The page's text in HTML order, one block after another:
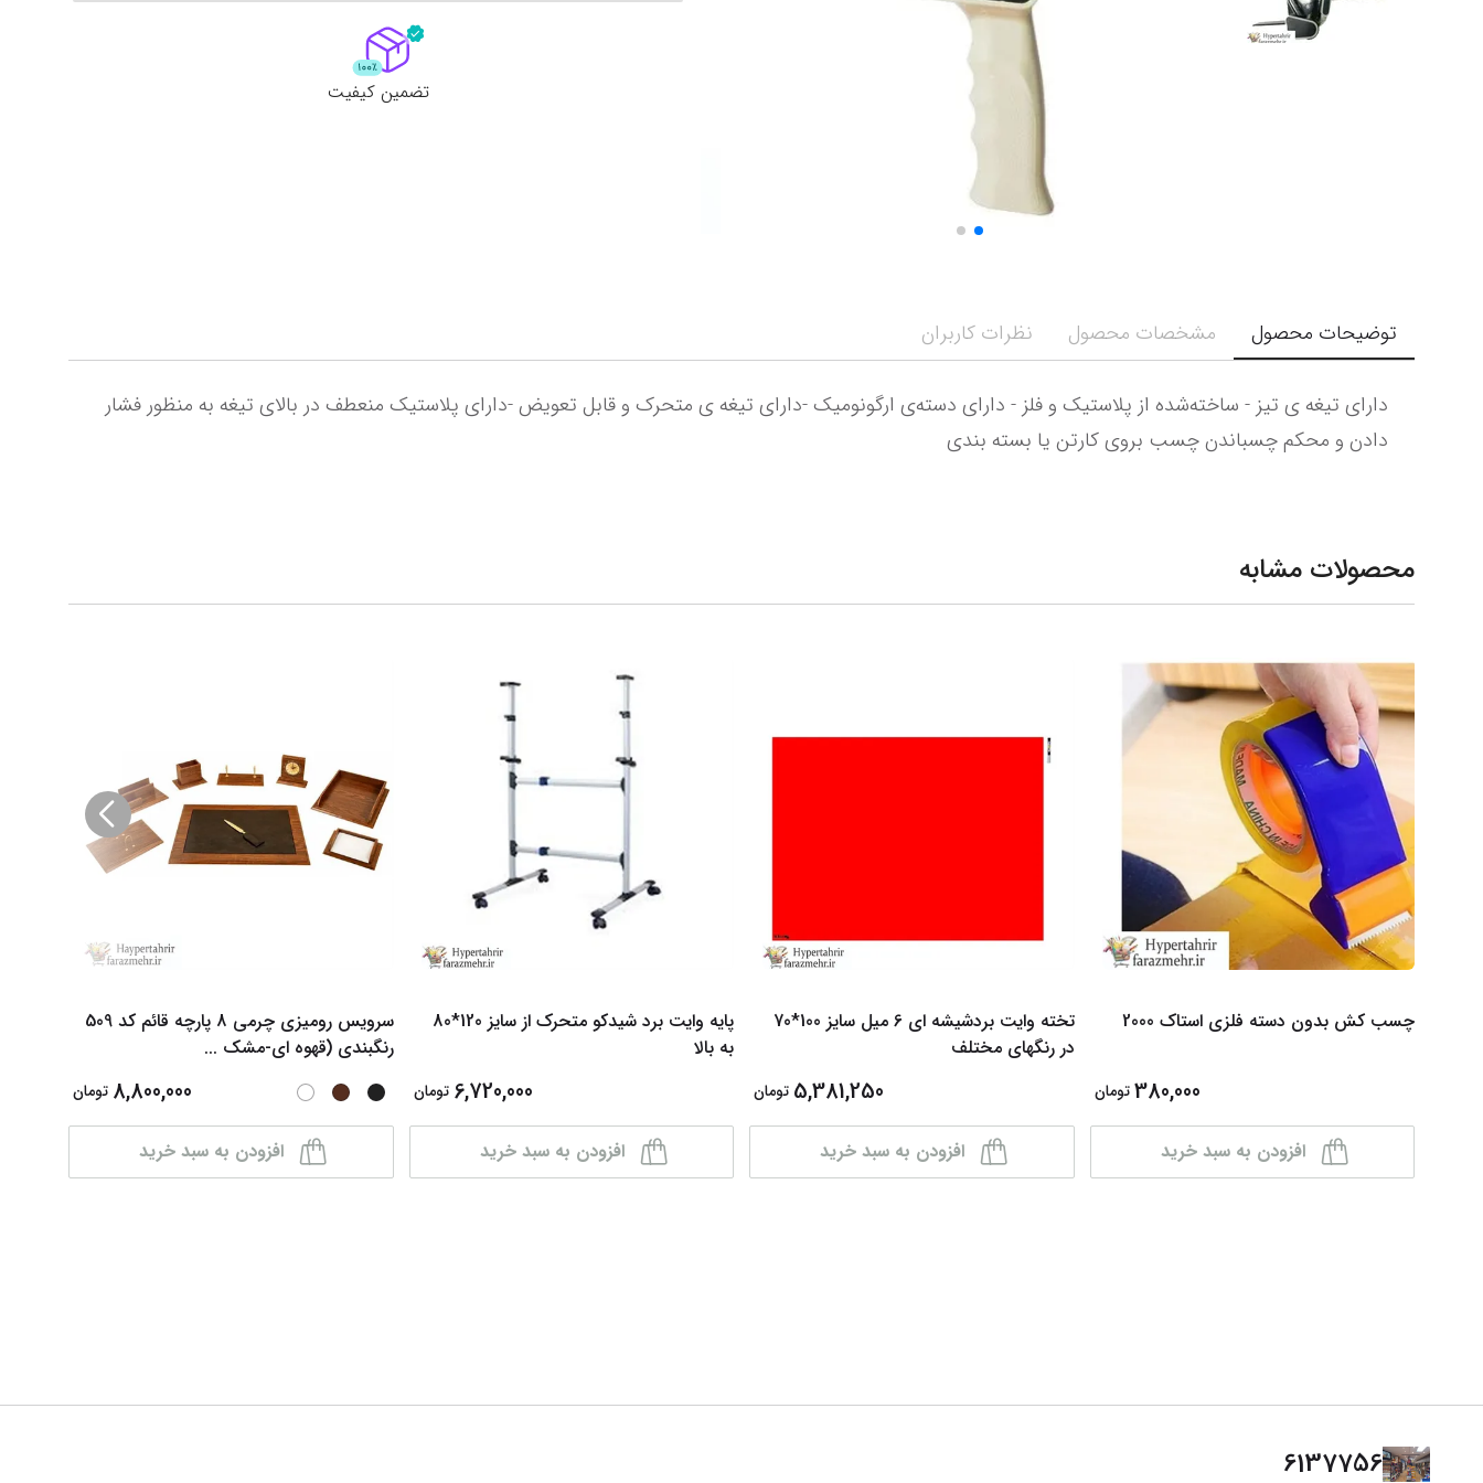
نمایش همه محصولات
تضمین کیفیت
توضیحات محصول مشخصات محصول نظرات کاربران
دادن و محکم چسباندن چسب بروی کارتن یا بسته بندی
محصولات مشابه
چسب کش بدون دسته فلزی استاک 2000
380,000 تومان
افزودن به سبد خرید
تخته وایت بردشیشه ای 6 میل سایز 100*70
در رنگهای مختلف
5,381,250 تومان
افزودن به سبد خرید
پایه وایت برد شیدکو متحرک از سایز 120*80
به بالا
6,720,000 تومان
افزودن به سبد خرید
سرویس رومیزی چرمی 8 پارچه قائم کد 509
رنگبندی (قهوه ای-مشک ...
8,800,000 تومان
افزودن به سبد خرید
6137756